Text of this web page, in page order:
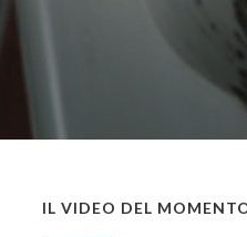
IL VIDEO DEL